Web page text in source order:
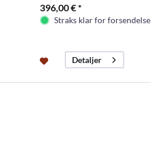
396,00 € *
Straks klar for forsendelse
Detaljer